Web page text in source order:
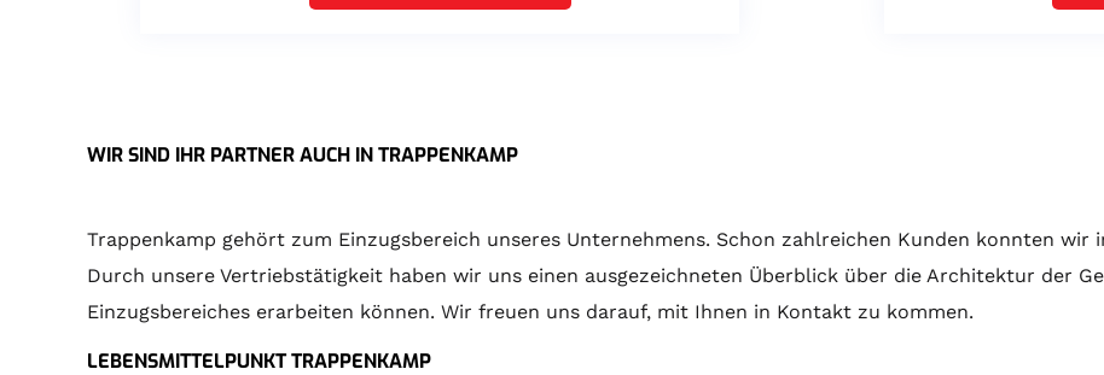
WIR SIND IHR PARTNER AUCH IN TRAPPENKAMP
Trappenkamp gehört zum Einzugsbereich unseres Unternehmens. Schon zahlreichen Kunden konnten wir
Durch unsere Vertriebstätigkeit haben wir uns einen ausgezeichneten Überblick über die Architektur der
Einzugsbereiches erarbeiten können. Wir freuen uns darauf, mit Ihnen in Kontakt zu kommen.
LEBENSMITTELPUNKT TRAPPENKAMP